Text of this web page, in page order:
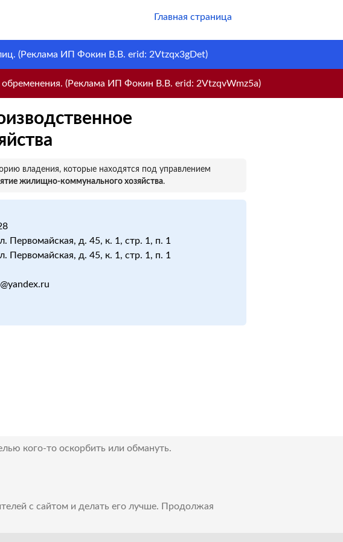
Главная страница
(Реклама ИП Фокин В.В. erid: 2Vtzqx3gDet)
(Реклама ИП Фокин В.В. erid: 2VtzqvWmz5a)
владения, которые находятся под управлением
жилищно-коммунального хозяйства.
Первомайская, д. 45, к. 1, стр. 1, п. 1
Первомайская, д. 45, к. 1, стр. 1, п. 1
кого-то оскорбить или обмануть.
с сайтом и делать его лучше. Продолжая